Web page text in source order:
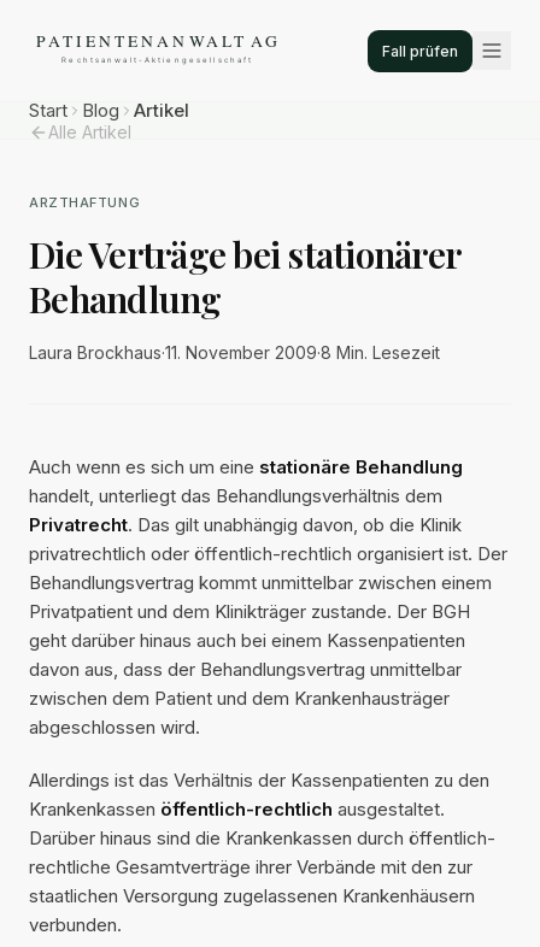
Fall prüfen
Start Blog Artikel
Alle Artikel
ARZTHAFTUNG
Die Verträge bei stationärer
Behandlung
Laura Brockhaus·11. November 2009·8 Min. Lesezeit
Auch wenn es sich um eine stationäre Behandlung
handelt, unterliegt das Behandlungsverhältnis dem
Privatrecht. Das gilt unabhängig davon, ob die Klinik
privatrechtlich oder öffentlich-rechtlich organisiert ist. Der
Behandlungsvertrag kommt unmittelbar zwischen einem
Privatpatient und dem Klinikträger zustande. Der BGH
geht darüber hinaus auch bei einem Kassenpatienten
davon aus, dass der Behandlungsvertrag unmittelbar
zwischen dem Patient und dem Krankenhausträger
abgeschlossen wird.
Allerdings ist das Verhältnis der Kassenpatienten zu den
Krankenkassen öffentlich-rechtlich ausgestaltet.
Darüber hinaus sind die Krankenkassen durch öffentlich-
rechtliche Gesamtverträge ihrer Verbände mit den zur
staatlichen Versorgung zugelassenen Krankenhäusern
verbunden.